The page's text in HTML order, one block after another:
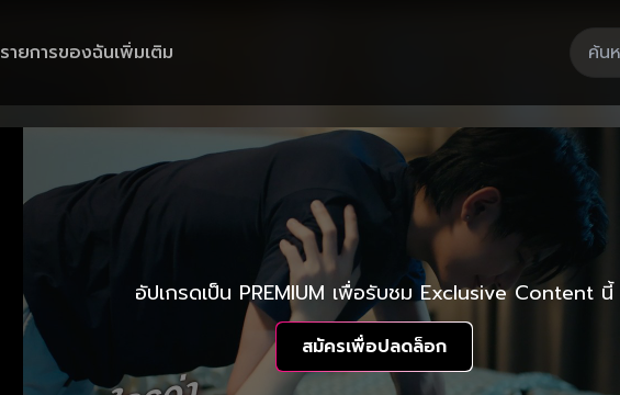
รายการของฉันเพิ่มเติม
อัปเกรดเป็น PREMIUM เพื่อรับชม Exclusive Content นี้
สมัครเพื่อปลดล็อก